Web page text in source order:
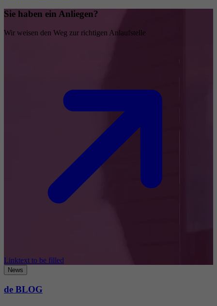
Sie haben ein Anliegen?
Wir weisen den Weg zur richtigen Anlaufstelle
Linktext to be filled
News
de BLOG